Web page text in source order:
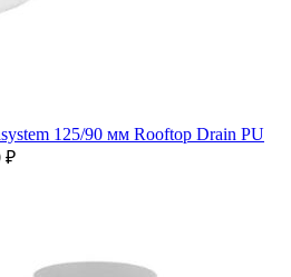
125/90 мм Rooftop Drain PU
₽